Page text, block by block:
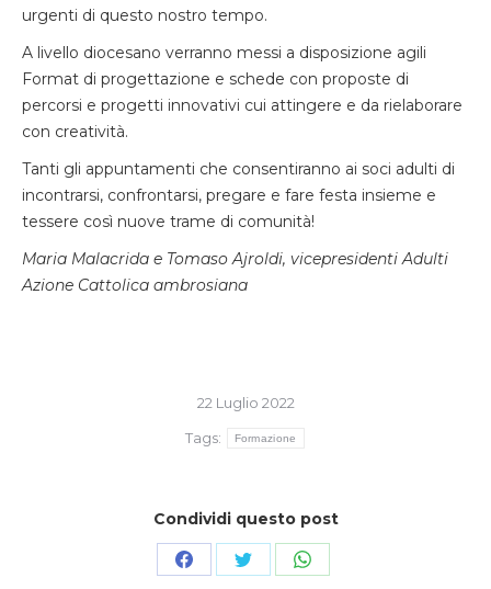
urgenti di questo nostro tempo.
A livello diocesano verranno messi a disposizione agili
Format di progettazione e schede con proposte di
percorsi e progetti innovativi cui attingere e da rielaborare
con creatività.
Tanti gli appuntamenti che consentiranno ai soci adulti di
incontrarsi, confrontarsi, pregare e fare festa insieme e
tessere così nuove trame di comunità!
Maria Malacrida e Tomaso Ajroldi, vicepresidenti Adulti
Azione Cattolica ambrosiana
22 Luglio 2022
Tags:
Formazione
Condividi questo post
CondividiCondividiCondividi